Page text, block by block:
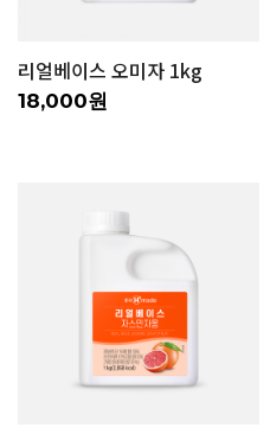
리얼베이스 오미자 1kg
18,000원